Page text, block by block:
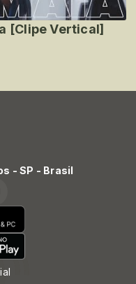
[Clipe Vertical]
- SP - Brasil